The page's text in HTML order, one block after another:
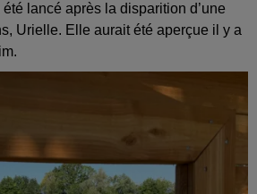
lancé après la disparition d’une
Urielle. Elle aurait été aperçue il y a